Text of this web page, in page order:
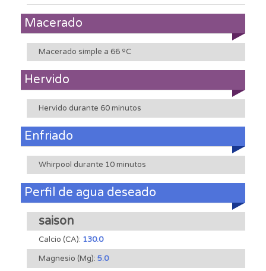
Macerado
Macerado simple a 66 ºC
Hervido
Hervido durante 60 minutos
Enfriado
Whirpool durante 10 minutos
Perfil de agua deseado
saison
Calcio (CA): 130.0
Magnesio (Mg): 5.0